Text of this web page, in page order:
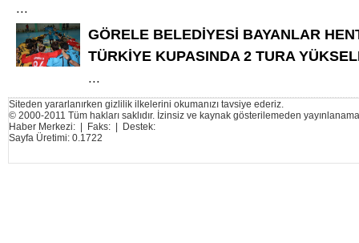
...
GÖRELE BELEDİYESİ BAYANLAR
TÜRKİYE KUPASINDA 2 TURA
...
Siteden yararlanırken gizlilik ilkelerini okumanızı tavsiye ederiz.
© 2000-2011 Tüm hakları saklıdır. İzinsiz ve kaynak gösterilemeden
Haber Merkezi: | Faks: | Destek:
Sayfa Üretimi: 0.1722